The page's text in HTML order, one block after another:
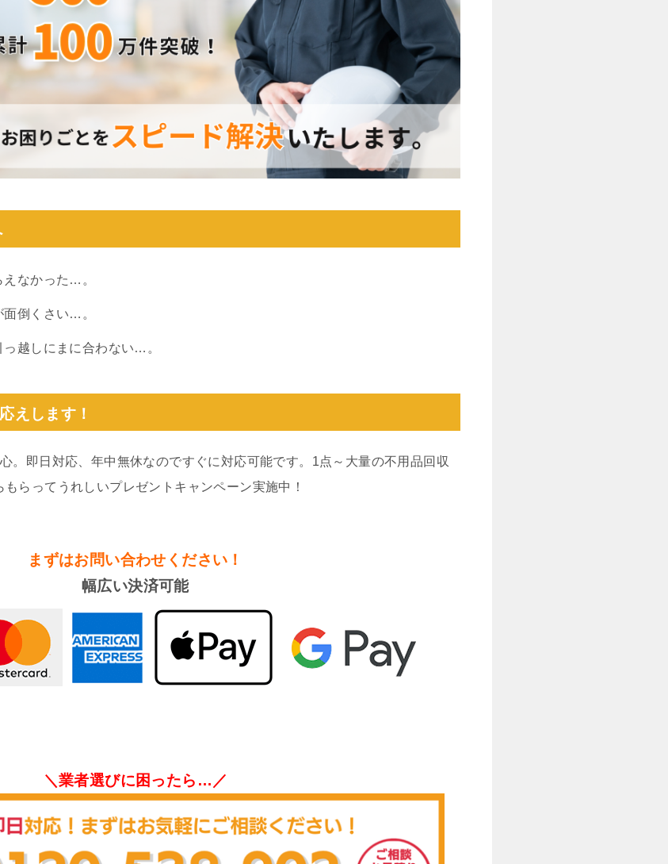
えなかった…。
倒くさい…。
越しにまに合わない…。
えします！
。即日対応、年中無休なのですぐに対応可能です。1点～大量の不用品回収
らってうれしいプレゼントキャンペーン実施中！
まずはお問い合わせください！
幅広い決済可能
＼業者選びに困ったら…／